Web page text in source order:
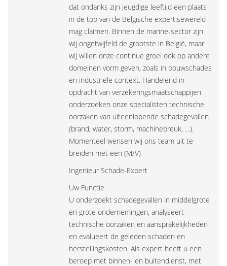
dat ondanks zijn jeugdige leeftijd een plaats
in de top van de Belgische expertisewereld
mag claimen. Binnen de marine-sector zijn
wij ongetwijfeld de grootste in België, maar
wij willen onze continue groei ook op andere
domeinen vorm geven, zoals in bouwschades
en industriële context. Handelend in
opdracht van verzekeringsmaatschappijen
onderzoeken onze specialisten technische
oorzaken van uiteenlopende schadegevallen
(brand, water, storm, machinebreuk, …).
Momenteel wensen wij ons team uit te
breiden met een (M/V)
Ingenieur Schade-Expert
Uw Functie
U onderzoekt schadegevallen in middelgrote
en grote ondernemingen, analyseert
technische oorzaken en aansprakelijkheden
en evalueert de geleden schaden en
herstellingskosten. Als expert heeft u een
beroep met binnen- en buitendienst, met